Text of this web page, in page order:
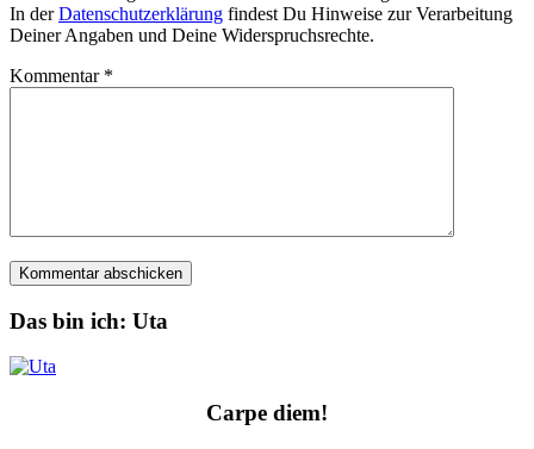
In derDatenschutzerklärung findest Du Hinweise zur Verarbeitung
Deiner Angaben und Deine Widerspruchsrechte.
Kommentar *
Das bin ich: Uta
Carpe diem!